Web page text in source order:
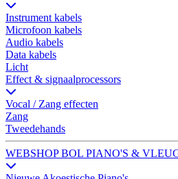
Instrument kabels
Microfoon kabels
Audio kabels
Data kabels
Licht
Effect & signaalprocessors
Vocal / Zang effecten
Zang
Tweedehands
WEBSHOP BOL PIANO'S &